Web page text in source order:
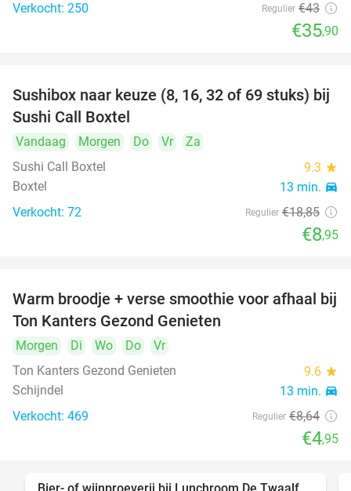
Verkocht: 250 Regulier €43
€35,90
53%
Sushibox naar keuze (8, 16, 32 of 69 stuks) bij
Sushi Call Boxtel
Vandaag Morgen Do Vr
Za
Sushi Call Boxtel
9.3 star
Boxtel 13 min. directions_car
Verkocht: 72 Regulier €18,85
€8,95
43%
Warm broodje + verse smoothie voor afhaal bij
Ton Kanters Gezond Genieten
Morgen Di Wo Do
Vr
Ton Kanters Gezond Genieten
9.6 star
Schijndel 13 min. directions_car
Verkocht: 469 Regulier €8,64
€4,95